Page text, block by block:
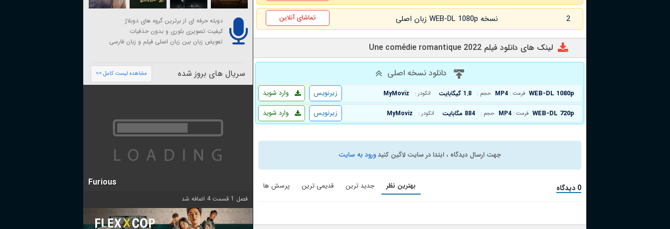
2 نسخه WEB-DL 1080p زبان اصلی تماشای آنلاین
لینک های دانلود فیلم Une comédie romantique 2022
دانلود نسخه اصلی
WEB-DL 1080p فرمت : MP4 حجم : 1.8 گیگابایت انکودر : MyMoviz وارد شوید
زیرنویس
WEB-DL 720p فرمت : MP4 حجم : 884 مگابایت انکودر : MyMoviz وارد شوید زیرنویس
جهت ارسال دیدگاه ، ابتدا در سایت لاگین کنیدورود به سایت
0 دیدگاه بهترین نظر جدید ترین قدیمی ترین پرسش ها
دوبله حرفه ای از برترین گروه های دوبلاژ
کیفیت تصویری بلوری و بدون حذفیات
تعویض زبان بین زبان اصلی فیلم و زبان فارسی
سریال های بروز شده مشاهده لیست کامل >>
Furious
فصل 1 قسمت 4 اضافه شد